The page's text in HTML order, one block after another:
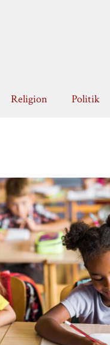
Religion Politik